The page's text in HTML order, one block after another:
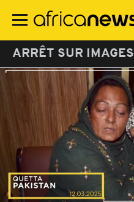
contenu
ARRÊT SUR IMAGES